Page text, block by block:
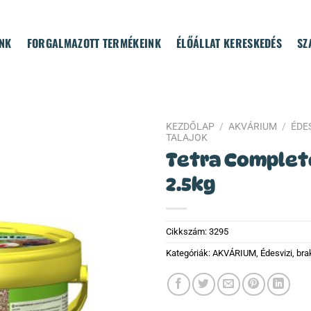
FORGALMAZOTT TERMÉKEINK ÉLŐÁLLAT KERESKEDÉS
KEZDŐLAP / AKVÁRIUM /
TALAJOK
Tetra
2.5kg
Cikkszám: 3295
Kategóriák: AKVÁRIUM Édesvizi,